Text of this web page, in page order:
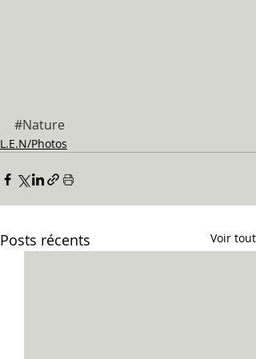
#Nature
L.E.N/Photos
Posts récents Voir tout